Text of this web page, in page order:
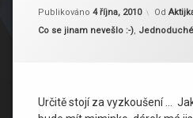
Publikováno 4 října, 2010 Od
Kategorie:
Co se jinam nevešlo :-),
Určitě stojí za vyzkoušení …